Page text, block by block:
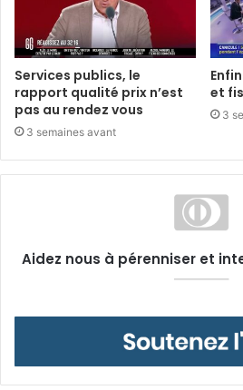
Services publics, le
rapport qualité prix n’est
pas au rendez vous
3 semaines avant
et
3
Aidez nous à pérenniser et